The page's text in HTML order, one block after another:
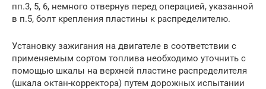
пп.3, 5, 6, немного отвернув перед операцией, указанной
в п.5, болт крепления пластины к распределителю.
Установку зажигания на двигателе в соответствии с
применяемым сортом топлива необходимо уточнить с
помощью шкалы на верхней пластине распределителя
(шкала октан-корректора) путем дорожных испытании